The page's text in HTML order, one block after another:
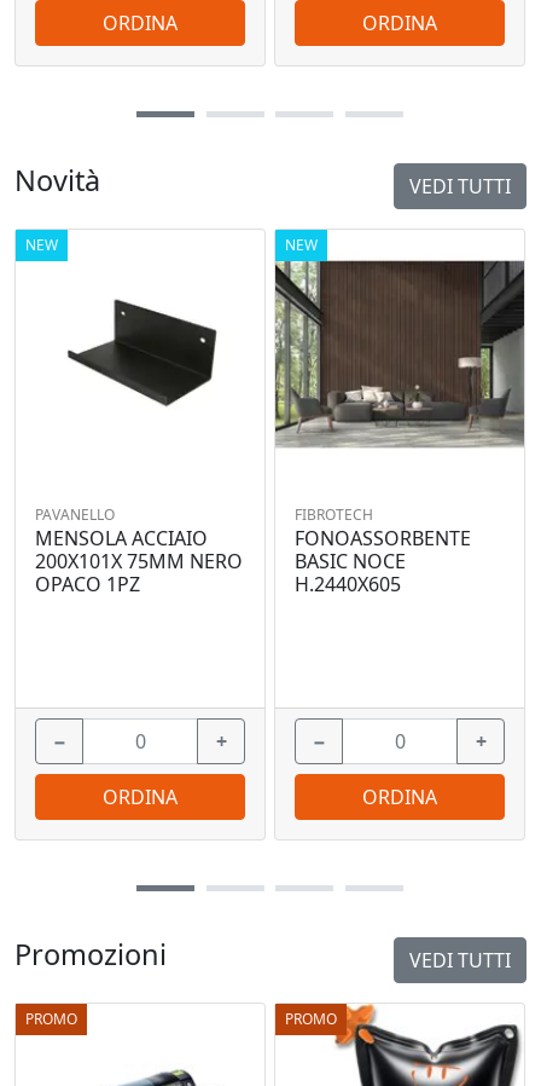
Promozioni VEDI TUTTI
PROMO PROMO
Novità VEDI TUTTI
NEW
PAVANELLO
MENSOLA ACCIAIO
200X101X 75MM NERO
OPACO 1PZ
− +
ORDINA
NEW
FIBROTECH
FONOASSORBENTE
BASIC NOCE
H.2440X605
− +
ORDINA
ORDINA ORDINA